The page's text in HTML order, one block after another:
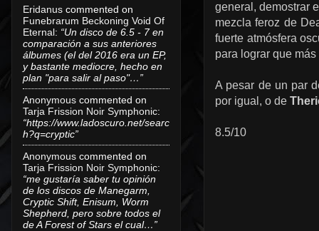
general, demostrar
mezcla feroz de
fuerte atmósfera
para lograr que
A pesar de un par
por igual, o de
8.5/10
Eridanus commented on
Funebrarum Beckoning Void Of
Eternal: “Un disco de 6.5 - 7 en
comparación a sus anteriores
álbumes (el del 2016 era un EP,
y bastante mediocre, hecho en
plan "para salir al paso"…”
Anonymous commented on
Tarja Frission Noir Symphonic:
“https://www.ladoscuro.net/searc
h?q=cryptic”
Anonymous commented on
Tarja Frission Noir Symphonic:
“me gustaría saber tu opinión
de los discos de Manegarm,
Cryptic Shift, Enisum, Worm
Shepherd, pero sobre todos el
de A Forest of Stars el cual…”